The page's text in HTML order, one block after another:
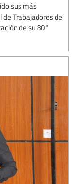
sus más
Trabajadores de
de su 80°